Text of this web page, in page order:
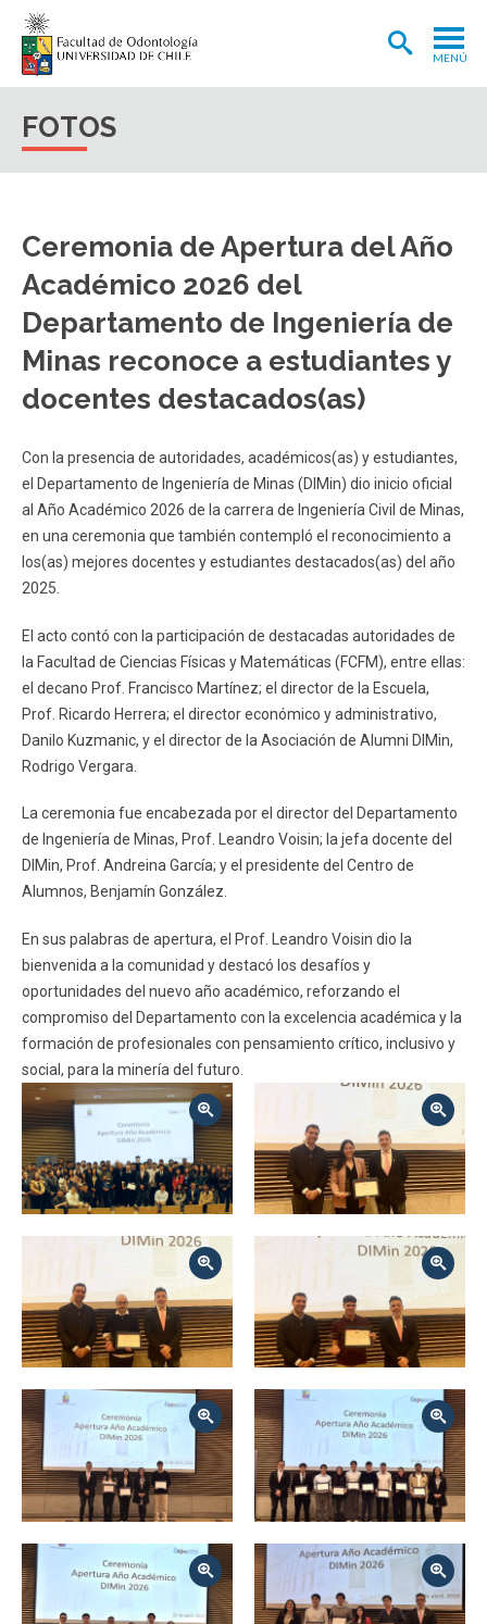
MENÚ
INVESTIGACIÓN
EXTENSIÓN
INTERNACIONAL
CLÍNICA ODONTOLÓGICA
BIBLIOTECA
FACULTAD
ESTUDIANTES ACADÉMICOS
FUNCIONARIOS EGRESADOS
FOTOS
Ceremonia de Apertura del Año
Académico 2026 del
Departamento de Ingeniería de
Minas reconoce a estudiantes y
docentes destacados(as)
Con la presencia de autoridades, académicos(as) y estudiantes,
el Departamento de Ingeniería de Minas (DIMin) dio inicio oficial
al Año Académico 2026 de la carrera de Ingeniería Civil de Minas,
en una ceremonia que también contempló el reconocimiento a
los(as) mejores docentes y estudiantes destacados(as) del año
2025.
El acto contó con la participación de destacadas autoridades de
la Facultad de Ciencias Físicas y Matemáticas (FCFM), entre ellas:
el decano Prof. Francisco Martínez; el director de la Escuela,
Prof. Ricardo Herrera; el director económico y administrativo,
Danilo Kuzmanic, y el director de la Asociación de Alumni DIMin,
Rodrigo Vergara.
La ceremonia fue encabezada por el director del Departamento
de Ingeniería de Minas, Prof. Leandro Voisin; la jefa docente del
DIMin, Prof. Andreina García; y el presidente del Centro de
Alumnos, Benjamín González.
En sus palabras de apertura, el Prof. Leandro Voisin dio la
bienvenida a la comunidad y destacó los desafíos y
oportunidades del nuevo año académico, reforzando el
compromiso del Departamento con la excelencia académica y la
formación de profesionales con pensamiento crítico, inclusivo y
social, para la minería del futuro.
Zoom
Zoom Zoom
Zoom Zoom